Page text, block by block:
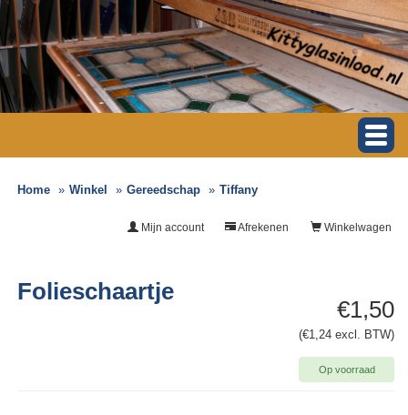
Home Winkel Gereedschap Tiffany
Winkelwagen
Afrekenen
Mijn account
€1,50
(€1,24 excl. BTW)
Op voorraad
Folieschaartje